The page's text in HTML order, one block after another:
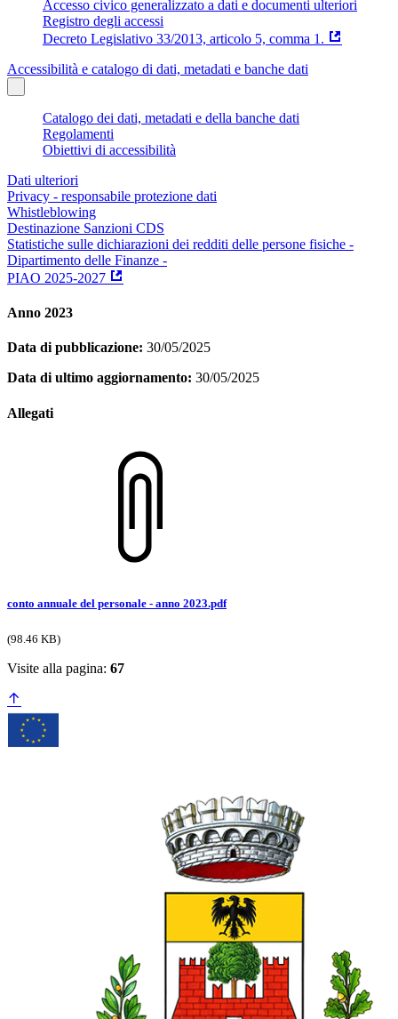
Accesso civico generalizzato a dati e documenti ulteriori
Registro degli accessi
Decreto Legislativo 33/2013, articolo 5, comma 1.
Accessibilità e catalogo di dati, metadati e banche dati
Catalogo dei dati, metadati e della banche dati
Regolamenti
Obiettivi di accessibilità
Dati ulteriori
Privacy - responsabile protezione dati
Whistleblowing
Destinazione Sanzioni CDS
Statistiche sulle dichiarazioni dei redditi delle persone fisiche -
Dipartimento delle Finanze -
PIAO 2025-2027
Anno 2023
Data di pubblicazione: 30/05/2025
Data di ultimo aggiornamento: 30/05/2025
Allegati
conto annuale del personale - anno 2023.pdf
(98.46 KB)
Visite alla pagina: 67